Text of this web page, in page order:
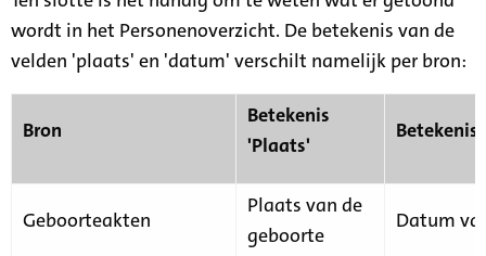
wordt in het Personenoverzicht. De betekenis van de
velden 'plaats' en 'datum' verschilt namelijk per bron:
Bron
Betekenis
'Plaats'
Geboorteakten
Plaats van de
geboorte
Datum